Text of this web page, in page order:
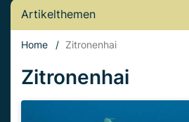
Artikelthemen
Home / Zitronenhai
Zitronenhai